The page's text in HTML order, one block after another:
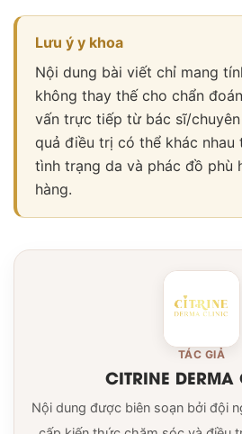
Lưu ý y khoa
Nội dung bài viết chỉ mang
không thay thế cho chẩn
vấn trực tiếp từ bác sĩ/
quả điều trị có thể khác nhau
tình trạng da và phác đồ phù
hàng.
TÁC GIẢ
CITRINE
Nội dung được biên soạn bởi đội